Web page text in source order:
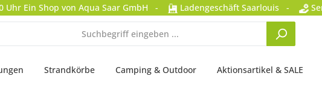
Uhr Ein Shop von Aqua Saar GmbH - Ladengeschäft Saarlouis -
Strandkörbe Camping & Outdoor Aktionsartikel & SALE